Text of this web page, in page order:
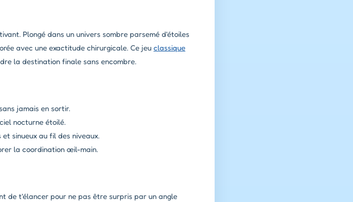
Plongé dans un univers sombre parsemé d'étoiles
avec une exactitude chirurgicale. Ce jeu classique
la destination finale sans encombre.
jamais en sortir.
nocturne étoilé.
sinueux au fil des niveaux.
la coordination œil-main.
de t'élancer pour ne pas être surpris par un angle